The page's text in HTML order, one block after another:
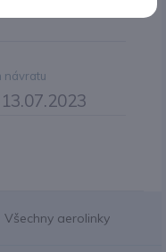
návratu
13.07.2023
Všechny aerolinky